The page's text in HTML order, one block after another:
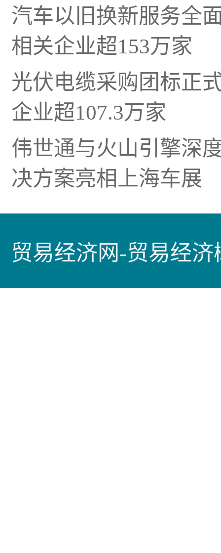
汽车以旧换新服务全
相关企业超153万家
光伏电缆采购团标正
企业超107.3万家
伟世通与火山引擎深
决方案亮相上海车展
贸易经济网-贸易经